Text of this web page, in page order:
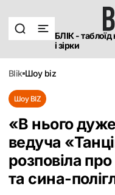
БЛІК -
і зірки
blik шоу biz
Шоу BIZ
«В нього
ведуча
розповіла
та сина-